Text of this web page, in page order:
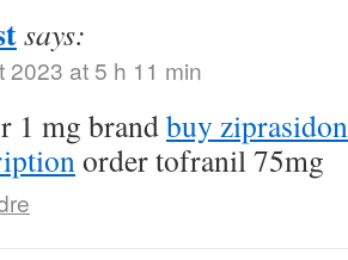
says:
2023 at 5 h 11 min
1 mg brandbuy
order tofranil 75mg